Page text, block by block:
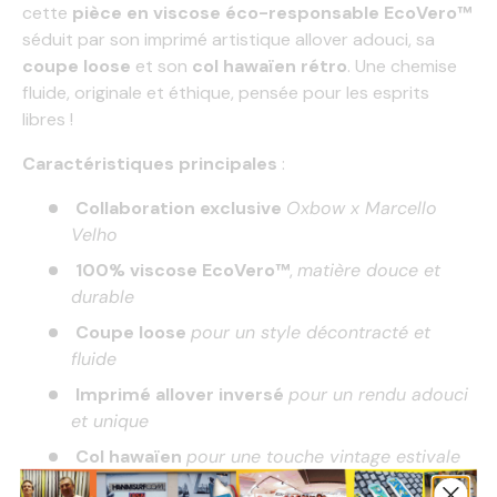
cette pièce en viscose éco-responsable EcoVero™
séduit par son imprimé artistique allover adouci, sa
coupe loose et son col hawaïen rétro. Une chemise
fluide, originale et éthique, pensée pour les esprits
libres !
Caractéristiques principales :
Collaboration exclusive Oxbow x Marcello
Velho
100% viscose EcoVero™, matière douce et
durable
Coupe loose pour un style décontracté et
fluide
Imprimé allover inversé pour un rendu adouci
et unique
Col hawaïen pour une touche vintage estivale
Création graphique originalesignée Oxbow